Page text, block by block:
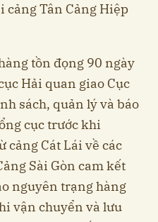
cảng Tân Cảng Hiệp
tồn đọng 90 ngày
Hải quan giao Cục
sách, quản lý và báo
cục trước khi
cảng Cát Lái về các
Sài Gòn cam kết
nguyên trạng hàng
vận chuyển và lưu